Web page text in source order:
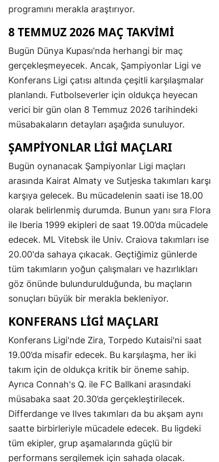
programını merakla araştırıyor.
8 TEMMUZ 2026 MAÇ TAKVIMI
Bugün Dünya Kupası'nda herhangi bir maç
gerçekleşmeyecek. Ancak, Şampiyonlar Ligi ve
Konferans Ligi çatısı altında çeşitli karşılaşmalar
planlandı. Futbolseverler için oldukça heyecan
verici bir gün olan 8 Temmuz 2026 tarihindeki
müsabakaların detayları aşağıda sunuluyor.
ŞAMPIYONLAR LIGI MAÇLARI
Bugün oynanacak Şampiyonlar Ligi maçları
arasında Kairat Almaty ve Sutjeska takımları karşı
karşıya gelecek. Bu mücadelenin saati ise 18.00
olarak belirlenmiş durumda. Bunun yanı sıra Flora
ile Iberia 1999 ekipleri de saat 19.00’da mücadele
edecek. ML Vitebsk ile Univ. Craiova takımları ise
20.00'da sahaya çıkacak. Geçtiğimiz günlerde
tüm takımların yoğun çalışmaları ve hazırlıkları
göz önünde bulundurulduğunda, bu maçların
sonuçları büyük bir merakla bekleniyor.
KONFERANS LIGI MAÇLARI
Konferans Ligi'nde Zira, Torpedo Kutaisi'ni saat
19.00’da misafir edecek. Bu karşılaşma, her iki
takım için de oldukça kritik bir öneme sahip.
Ayrıca Connah's Q. ile FC Ballkani arasındaki
müsabaka saat 20.30’da gerçekleştirilecek.
Differdange ve Ilves takımları da bu akşam aynı
saatte birbirleriyle mücadele edecek. Bu ligdeki
tüm ekipler, grup aşamalarında güçlü bir
performans sergilemek için sahada olacak.